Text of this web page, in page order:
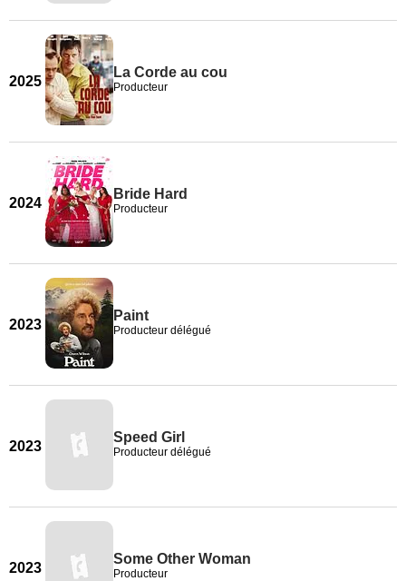
2025
La Corde au cou
Producteur
2024
Bride Hard
Producteur
2023
Paint
Producteur délégué
2023
Speed Girl
Producteur délégué
2023
Some Other Woman
Producteur